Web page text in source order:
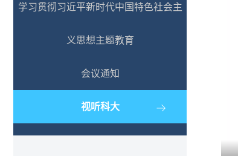
学习贯彻习近平新时代中国特色社会主
义思想主题教育
会议通知
视听科大